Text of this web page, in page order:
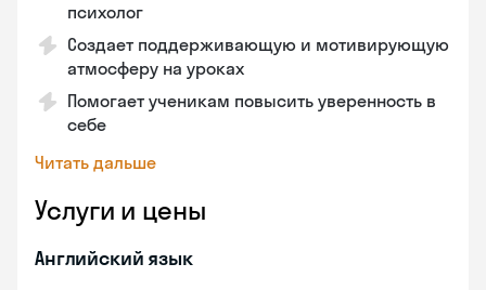
психолог
Создает поддерживающую и мотивирующую
атмосферу на уроках
Помогает ученикам повысить уверенность в
себе
Читать дальше
Услуги и цены
Английский язык